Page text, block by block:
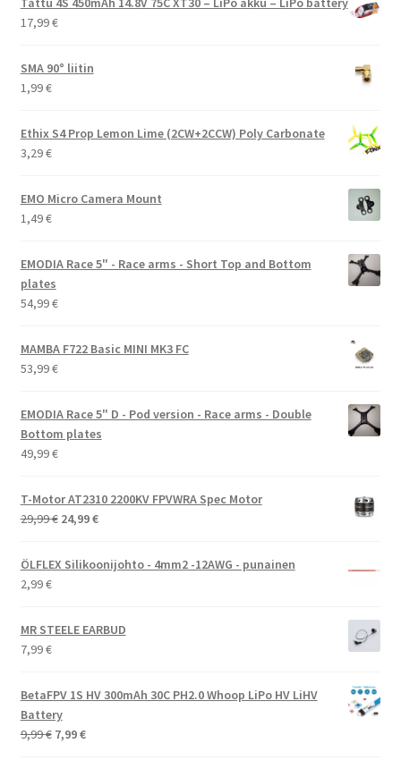
17,99€
SMA 90° liitin
1,99€
Ethix S4 Prop Lemon Lime (2CW+2CCW) Poly Carbonate
3,29€
EMO Micro Camera Mount
1,49€
EMODIA Race 5" - Race arms - Short Top and Bottom
plates
54,99€
MAMBA F722 Basic MINI MK3 FC
53,99€
EMODIA Race 5" D - Pod version - Race arms - Double
Bottom plates
49,99€
T-Motor AT2310 2200KV FPVWRA Spec Motor
29,99€ Alkuperäinen
oli:
24,99€Nykyinen
on:
24,99 €.
ÖLFLEX Silikoonijohto - 4mm2 -12AWG - punainen
2,99€
MR STEELE EARBUD
7,99€
BetaFPV 1S HV 300mAh 30C PH2.0 Whoop LiPo HV LiHV
Battery
9,99€ Alkuperäinen
7,99€Nykyinen